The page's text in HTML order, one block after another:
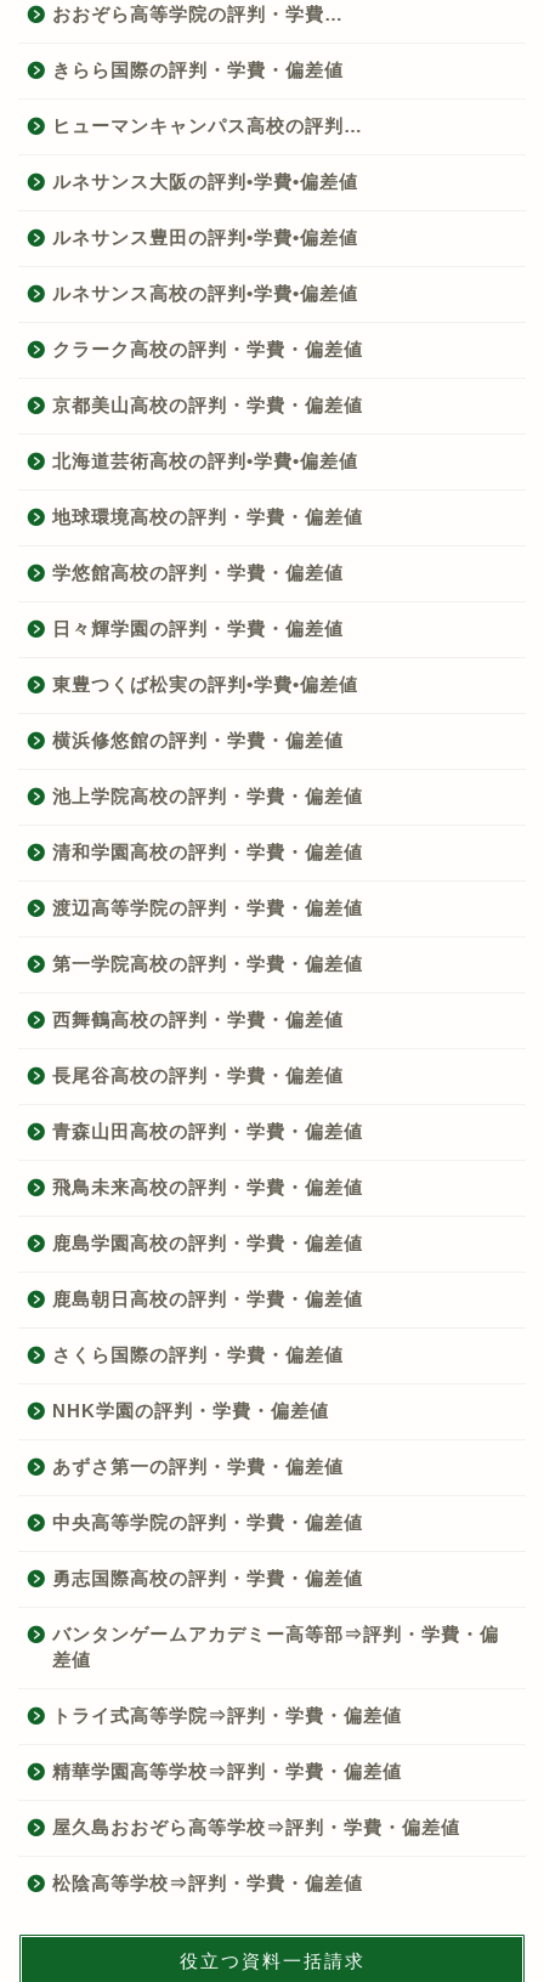
おおぞら高等学院の評判・学費…
きらら国際の評判・学費・偏差値
ヒューマンキャンパス高校の評判…
ルネサンス大阪の評判•学費•偏差値
ルネサンス豊田の評判•学費•偏差値
ルネサンス高校の評判•学費•偏差値
クラーク高校の評判・学費・偏差値
京都美山高校の評判・学費・偏差値
北海道芸術高校の評判•学費•偏差値
地球環境高校の評判・学費・偏差値
学悠館高校の評判・学費・偏差値
日々輝学園の評判・学費・偏差値
東豊つくば松実の評判•学費•偏差値
横浜修悠館の評判・学費・偏差値
池上学院高校の評判・学費・偏差値
清和学園高校の評判・学費・偏差値
渡辺高等学院の評判・学費・偏差値
第一学院高校の評判・学費・偏差値
西舞鶴高校の評判・学費・偏差値
長尾谷高校の評判・学費・偏差値
青森山田高校の評判・学費・偏差値
飛鳥未来高校の評判・学費・偏差値
鹿島学園高校の評判・学費・偏差値
鹿島朝日高校の評判・学費・偏差値
さくら国際の評判・学費・偏差値
NHK学園の評判・学費・偏差値
あずさ第一の評判・学費・偏差値
中央高等学院の評判・学費・偏差値
勇志国際高校の評判・学費・偏差値
バンタンゲームアカデミー高等部⇒評判・学費・偏
差値
トライ式高等学院⇒評判・学費・偏差値
精華学園高等学校⇒評判・学費・偏差値
屋久島おおぞら高等学校⇒評判・学費・偏差値
松陰高等学校⇒評判・学費・偏差値
役立つ資料一括請求